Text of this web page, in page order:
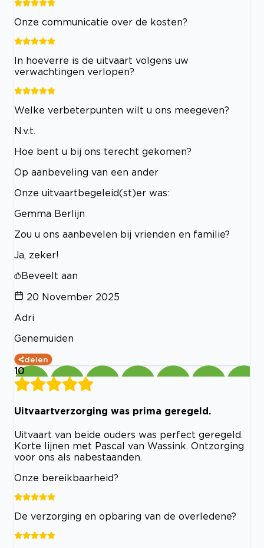
Onze communicatie over de kosten?
In hoeverre is de uitvaart volgens uw
verwachtingen verlopen?
Welke verbeterpunten wilt u ons meegeven?
N.v.t.
Hoe bent u bij ons terecht gekomen?
Op aanbeveling van een ander
Onze uitvaartbegeleid(st)er was:
Gemma Berlijn
Zou u ons aanbevelen bij vrienden en familie?
Ja, zeker!
Beveelt aan
20 November 2025
Adri
Genemuiden
delen
10
Uitvaartverzorging was prima geregeld.
Uitvaart van beide ouders was perfect geregeld.
Korte lijnen met Pascal van Wassink. Ontzorging
voor ons als nabestaanden.
Onze bereikbaarheid?
De verzorging en opbaring van de overledene?